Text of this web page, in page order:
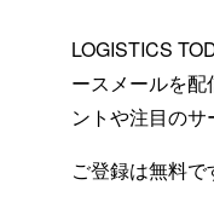
LOGISTICS
ースメールを
ントや注目のサ
ご登録は無料で